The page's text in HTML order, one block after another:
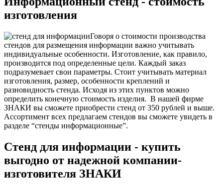
изготовления
Говоря о стоимости производства
стендов для размещения информации важно учитывать
индивидуальные особенности. Изготовление, как правило,
производится под определенные цели. Каждый заказ
подразумевает свои параметры. Стоит учитывать материал
изготовления, размер, особенности креплений и
разновидность стенда. Исходя из этих пунктов можно
определить конечную стоимость изделия. В нашей фирме
ЗНАКИ вы сможете приобрести стенд от 350 рублей и выше.
Ассортимент всех предлагаем стендов вы сможете увидеть в
разделе “стенды информационные”.
Стенд для информации - купить
выгодно от надежной компании-
изготовителя ЗНАКИ